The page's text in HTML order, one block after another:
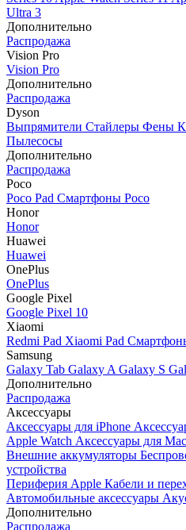
Ultra 3
Дополнительно
Распродажа
Vision Pro
Vision Pro
Дополнительно
Распродажа
Dyson
Выпрямители Стайлеры Фены
Пылесосы
Дополнительно
Распродажа
Poco
Poco Pad Смартфоны Poco
Honor
Honor
Huawei
Huawei
OnePlus
OnePlus
Google Pixel
Google Pixel 10
Xiaomi
Redmi Pad Xiaomi Pad
Samsung
Galaxy Tab Galaxy A Galaxy S
Дополнительно
Распродажа
Аксессуары
Аксессуары для iPhone
Apple Watch Аксессуары для
Внешние аккумуляторы
устройства
Периферия Apple Кабели и
Автомобильные аксессуары
Дополнительно
Распродажа